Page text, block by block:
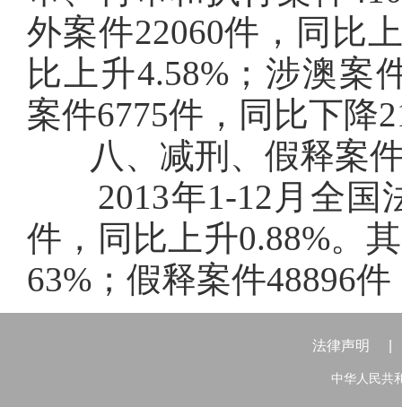
外案件22060件，同比
比上升4.58%；涉澳案
案件6775件，同比下降
八、减刑、假释案
2013年1-12月全国
件，同比上升0.88%。
63%；假释案件48896
法律声明
中华人民共